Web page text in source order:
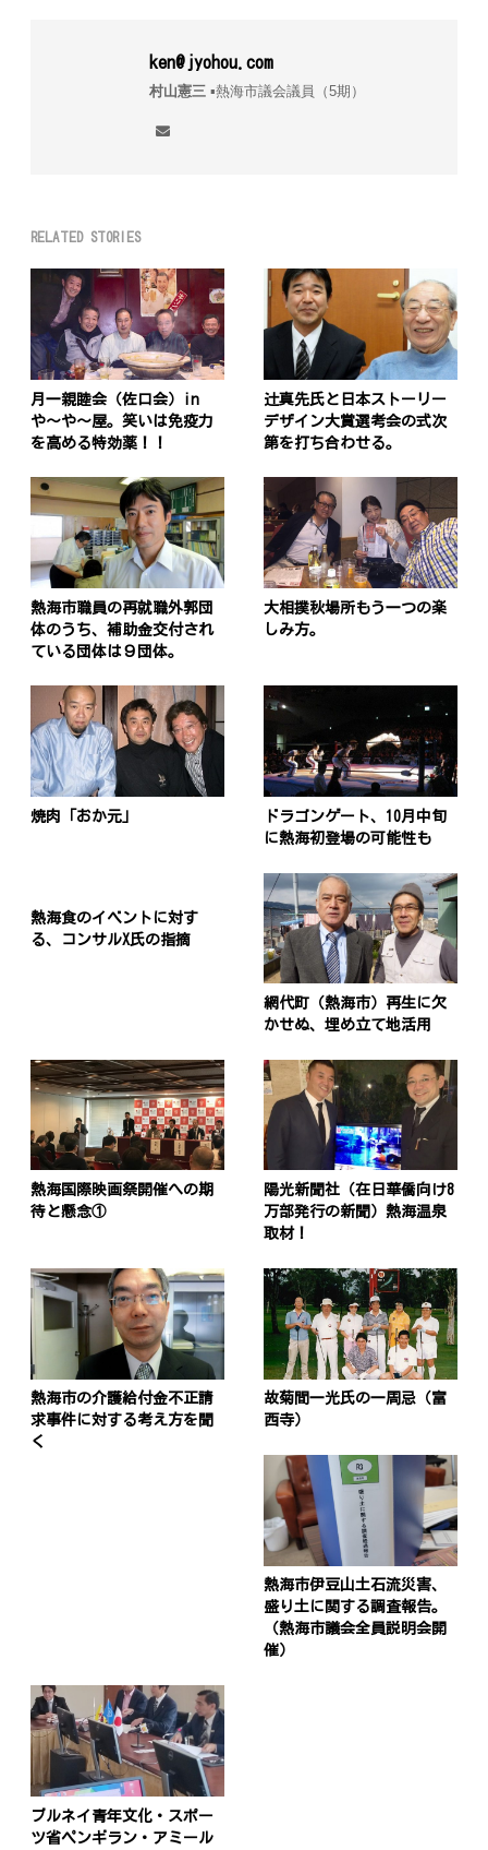
ken@jyohou.com
村山憲三▪︎熱海市議会議員（5期）
RELATED STORIES
月一親睦会（佐口会）in
や〜や〜屋。笑いは免疫力
を高める特効薬！！
辻真先氏と日本ストーリー
デザイン大賞選考会の式次
第を打ち合わせる。
熱海市職員の再就職外郭団
体のうち、補助金交付され
ている団体は９団体。
大相撲秋場所もう一つの楽
しみ方。
焼肉「おか元」
ドラゴンゲート、10月中旬
に熱海初登場の可能性も
熱海食のイベントに対す
る、コンサルX氏の指摘
網代町（熱海市）再生に欠
かせぬ、埋め立て地活用
熱海国際映画祭開催への期
待と懸念①
陽光新聞社（在日華僑向け8
万部発行の新聞）熱海温泉
取材！
熱海市の介護給付金不正請
求事件に対する考え方を聞
く
故菊間一光氏の一周忌（富
西寺）
熱海市伊豆山土石流災害、
盛り土に関する調査報告。
（熱海市議会全員説明会開
催）
ブルネイ青年文化・スポー
ツ省ペンギラン・アミール